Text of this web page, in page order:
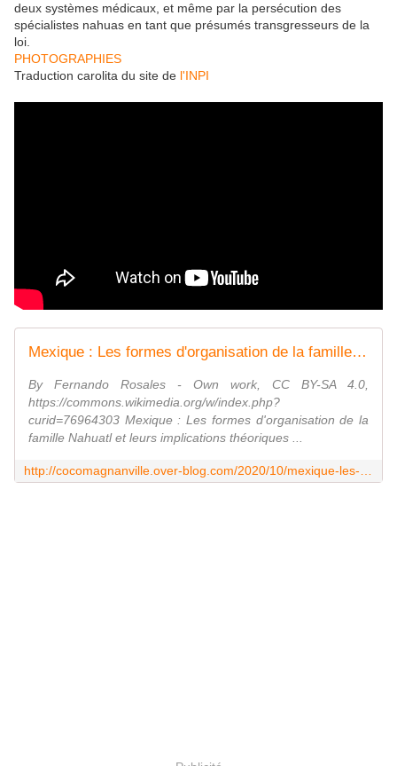
deux systèmes médicaux, et même par la persécution des
spécialistes nahuas en tant que présumés transgresseurs de la
loi.
PHOTOGRAPHIES
Traduction carolita du site de l'INPI
Mexique : Les formes d'organisation de la famille Nahuatl et leurs implications théoriques - coco Magnanville
By Fernando Rosales - Own work, CC BY-SA 4.0,
https://commons.wikimedia.org/w/index.php?
curid=76964303 Mexique : Les formes d'organisation de la
famille Nahuatl et leurs implications théoriques ...